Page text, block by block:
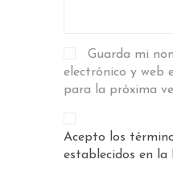
Guarda mi
electrónico y web
para la próxima
Acepto los
establecidos en la